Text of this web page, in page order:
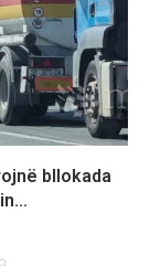
bllokada